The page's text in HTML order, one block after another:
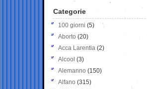
Categorie
100 giorni (5)
Aborto (20)
Acca Larentia (2)
Alcool (3)
Alemanno (150)
Alfano (315)